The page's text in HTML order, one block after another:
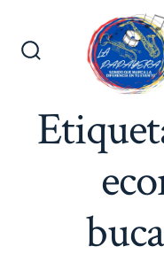
Alternar